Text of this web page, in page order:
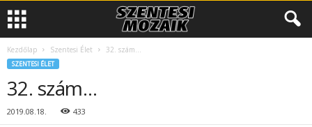
Kezdőlap Szentesi Élet 32. szám…
SZENTESI ÉLET
32. szám…
2019.08.18. 433